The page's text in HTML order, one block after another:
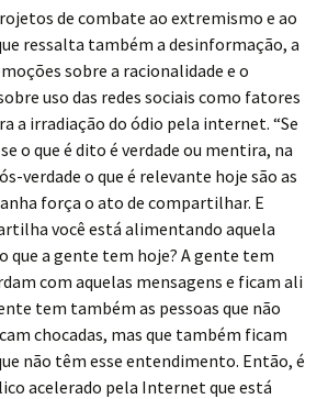
de combate ao extremismo e ao
ressalta também a desinformação, a
sobre a racionalidade e o
uso das redes sociais como fatores
a irradiação do ódio pela internet. “Se
o que é dito é verdade ou mentira, na
verdade o que é relevante hoje são as
força o ato de compartilhar. E
você está alimentando aquela
que a gente tem hoje? A gente tem
com aquelas mensagens e ficam ali
tem também as pessoas que não
chocadas, mas que também ficam
não têm esse entendimento. Então, é
acelerado pela Internet que está